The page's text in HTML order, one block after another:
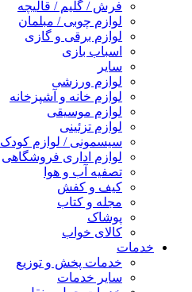
فرش / گلیم / قالیچه
لوازم چوبی / مبلمان
لوازم برقی و گازی
اسباب بازی
سایر
لوازم ورزشی
لوازم خانه و آشپزخانه
لوازم موسیقی
لوازم تزئینی
سیسمونی / لوازم کودک
لوازم اداری فروشگاهی
تصفیه آب و هوا
کیف و کفش
مجله و کتاب
پوشاک
کالای خواب
خدمات
خدمات پخش و توزیع
سایر خدمات